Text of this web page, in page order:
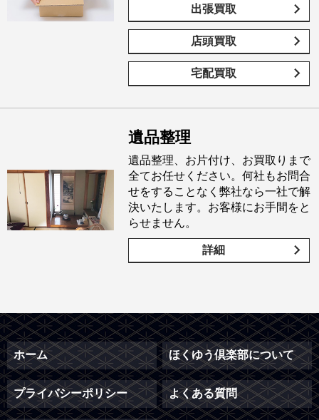
出張買取
店頭買取
宅配買取
遺品整理
遺品整理、お片付け、お買取りまで
全てお任せください。何社もお問合
せをすることなく弊社なら一社で解
決いたします。お客様にお手間をと
らせません。
詳細
ホーム ほくゆう倶楽部について
プライバシーポリシー よくある質問